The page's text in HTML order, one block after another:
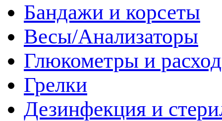
Бандажи и корсеты
Весы/Анализаторы
Глюкометры и
Грелки
Дезинфекция и